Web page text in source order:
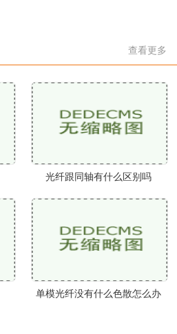
查看更多
光纤跟同轴有什么区别吗
单模光纤没有什么色散怎么办